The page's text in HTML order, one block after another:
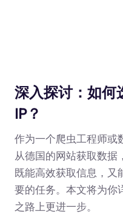
深入探讨：如何
IP？
作为一个爬虫工程师或
从德国的网站获取数据
既能高效获取信息，又
要的任务。本文将为你
之路上更进一步。